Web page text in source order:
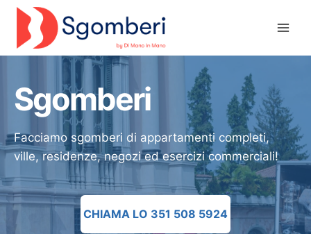
Salta
contenuto
Sgomberi
Facciamo sgomberi di appartamenti completi,
ville, residenze, negozi ed esercizi commerciali!
CHIAMA LO 351 508 5924